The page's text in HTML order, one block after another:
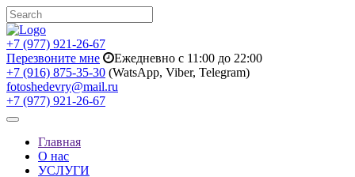
+7 (977) 921-26-67
Перезвоните мне
Ежедневно с 11:00 до 22:00
+7 (916) 875-35-30 (WatsApp, Viber, Telegram)
fotoshedevry@mail.ru
+7 (977) 921-26-67
Toggle
navigationГлавная
О нас
УСЛУГИ